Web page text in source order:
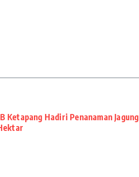
Ketapang Hadiri Penanaman Jagung